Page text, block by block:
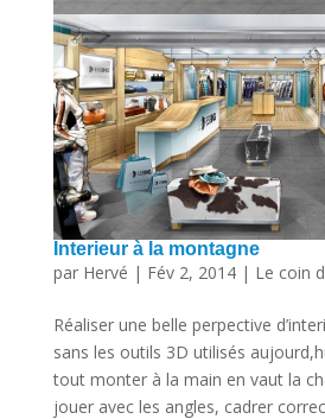
Interieur à la montagne
par Hervé | Fév 2, 2014| Le coin
Réaliser une belle perpective
sans les outils 3D utilisés
tout monter à la main en vaut la
jouer avec les angles, cadrer